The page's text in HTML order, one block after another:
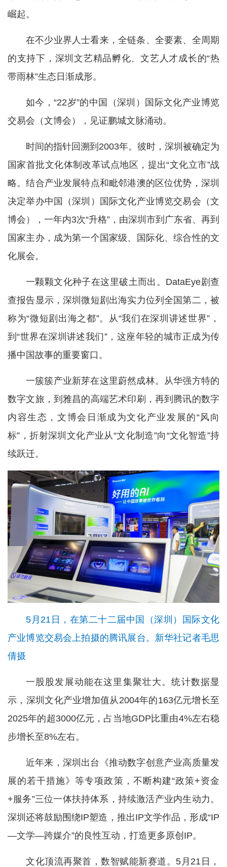
崛起。
在不少业界人士看来，全链条、全要素、全周期
的支持下，深圳文艺精品孵化、文艺人才成长的“热
带雨林”生态日渐成形。
如今，“22岁”的中国（深圳）国际文化产业博览
交易会（文博会），见证鹏城文脉涌动。
时间的指针回溯到2003年。彼时，深圳被确定为
国家首批文化体制改革试点地区，提出“文化立市”战
略。结合产业发展特点和毗邻港澳的区位优势，深圳
决定举办中国（深圳）国际文化产业博览交易会（文
博会），一年内3次“升格”，由深圳市到广东省、再到
国家主办，成为第一个国家级、国际化、综合性的文
化展会。
一颗颗文化种子在这里破土而出。DataEye剧查
查报告显示，深圳微短剧出海实力位列全国第二，被
称为“微短剧出海之都”。从“我们在深圳讲述世界”，
到“世界在深圳讲述我们”，这座年轻的城市正成为传
播中国故事的重要窗口。
一簇簇产业新芽在这里蔚然成林。从华强方特的
数字文旅，到雅昌的高端艺术印刷，再到腾讯的数字
内容生态，文博会日渐成为文化产业发展的“风向
标”，折射深圳文化产业从“文化制造”向“文化智造”持
续跃迁。
5月21日，在第二十二届中国（深圳）国际文化
产业博览交易会上拍摄的腾讯展台。新华社记者毛思
倩摄
一股股发展动能在这里集聚壮大。统计数据显
示，深圳文化产业增加值从2004年的163亿元增长至
2025年的超3000亿元，占当地GDP比重由4%左右稳
步增长至8%左右。
近年来，深圳出台《推动数字创意产业高质量发
展的若干措施》等专项政策，不断构建“政策+资金
+服务”三位一体扶持体系，持续激活产业内生动力。
深圳还将鼓励围绕IP塑造，推出IP文学作品，形成“IP
—文学—跨媒介”的良性互动，打造更多原创IP。
文化顶流再聚首，数智赋能新赛道。5月21日，